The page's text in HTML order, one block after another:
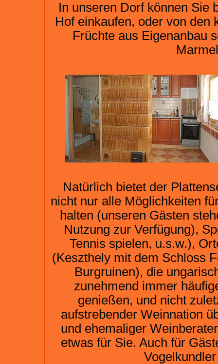
In unseren Dorf können Sie
Hof einkaufen, oder von den
Früchte aus Eigenanbau
Natürlich bietet der
nicht nur alle Möglichkeiten
halten (unseren Gästen
Nutzung zur Verfügung),
Tennis spielen, u.s.w.),
(Keszthely mit dem Schloss
Burgruinen), die
zunehmend immer
genießen, und nicht
aufstrebender Weinnation
und ehemaliger
etwas für Sie. Auch für